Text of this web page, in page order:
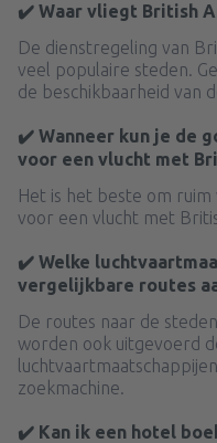
✔️ Waar vliegt British
De dienstregeling van
veel populaire steden.
de beschikbaarheid van
✔️ Wanneer kun je de
voor een vlucht met
Het is het beste om
voor een vlucht met
✔️ Welke
vergelijkbare routes
De routes naar de
worden ook uitgevoerd
zoekmachine.
✔️ Kan ik een hotel